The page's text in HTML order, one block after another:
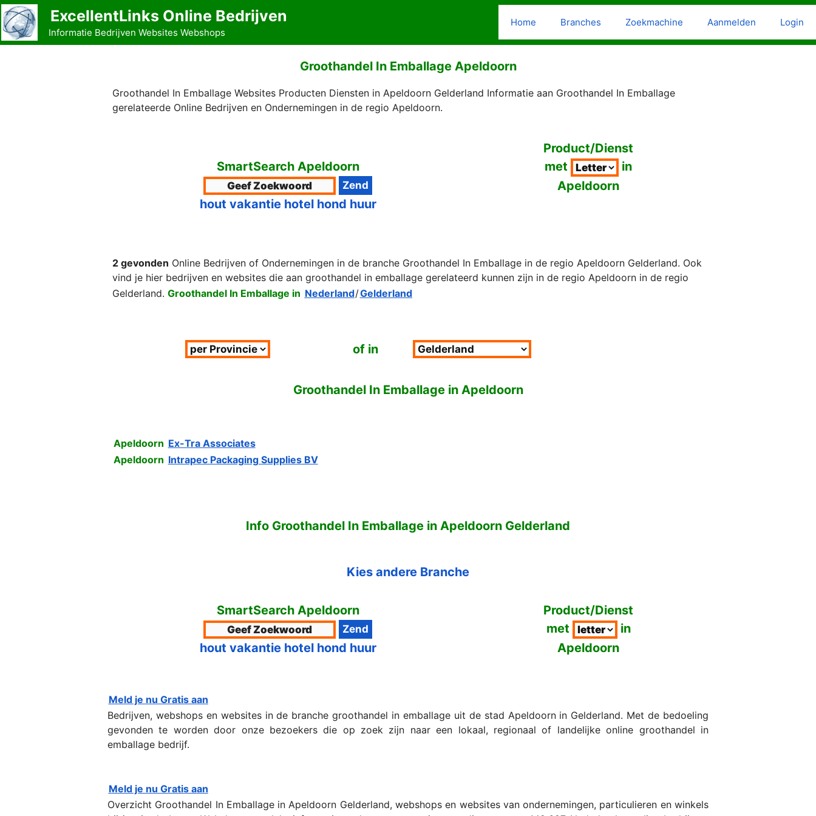
Ga
naar
de
ExcellentLinks Online Bedrijven
Informatie Bedrijven Websites Webshops
Home Branches Zoekmachine Aanmelden Login
Groothandel In Emballage Apeldoorn
Groothandel In Emballage Websites Producten Diensten in Apeldoorn Gelderland Informatie aan Groothandel In Emballage
gerelateerde Online Bedrijven en Ondernemingen in de regio Apeldoorn.
SmartSearch Apeldoorn
hout vakantie hotel hond huur
Product/Dienst
met
in
Apeldoorn
2 gevonden Online Bedrijven of Ondernemingen in de branche Groothandel In Emballage in de regio Apeldoorn Gelderland. Ook
vind je hier bedrijven en websites die aan groothandel in emballage gerelateerd kunnen zijn in de regio Apeldoorn in de regio
Gelderland. Groothandel In Emballage in Nederland/Gelderland
of in
Groothandel In Emballage in Apeldoorn
Apeldoorn Ex-Tra Associates
Apeldoorn Intrapec Packaging Supplies BV
Info Groothandel In Emballage in Apeldoorn Gelderland
Kies andere Branche
SmartSearch Apeldoorn
hout vakantie hotel hond huur
Product/Dienst
met
in
Apeldoorn
Meld je nu Gratis aan
Bedrijven, webshops en websites in de branche groothandel in emballage uit de stad Apeldoorn in Gelderland. Met de bedoeling
gevonden te worden door onze bezoekers die op zoek zijn naar een lokaal, regionaal of landelijke online groothandel in
emballage bedrijf.
Meld je nu Gratis aan
Overzicht Groothandel In Emballage in Apeldoorn Gelderland, webshops en websites van ondernemingen, particulieren en winkels